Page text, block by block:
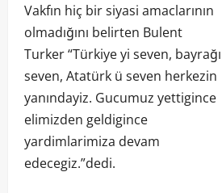
Vakfın hiç bir siyasi amaclarının
olmadığını belirten Bulent
Turker “Türkiye yi seven, bayrağı
seven, Atatürk ü seven herkezin
yanındayiz. Gucumuz yettigince
elimizden geldigince
yardimlarimiza devam
edecegiz.”dedi.